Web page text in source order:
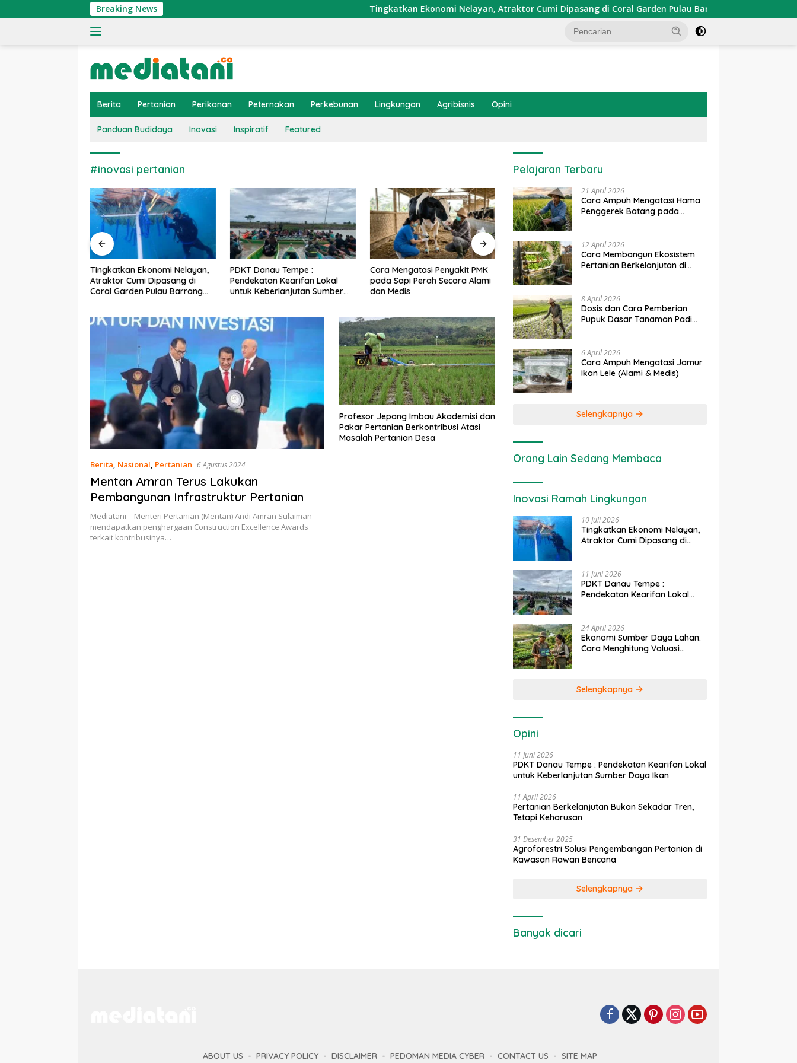
ke
Breaking News Tingkatkan Ekonomi Nelayan, Atraktor Cumi Dipasang di Coral Garden Pulau Barrang Caddi
Berita Pertanian Perikanan Peternakan Perkebunan Lingkungan Agribisnis Opini
Panduan Budidaya Inovasi Inspiratif Featured
#inovasi pertanian
PDKT Danau Tempe :
Pendekatan Kearifan Lokal
untuk Keberlanjutan Sumber
Cara Mengatasi Penyakit PMK
pada Sapi Perah Secara Alami
dan Medis
Dosis dan Cara Pemupukan
Tanaman Padi pada Fase
Vegetatif Aktif yang Tepat
Penerapan IoT dalam
Pertanian Modern di Indonesia
Ekonomi Sumber Daya Lahan:
Berita, Nasional, Pertanian 6 Agustus 2024
Mentan Amran Terus Lakukan
Pembangunan Infrastruktur Pertanian
Mediatani – Menteri Pertanian (Mentan) Andi Amran Sulaiman
mendapatkan penghargaan Construction Excellence Awards
terkait kontribusinya…
Profesor Jepang Imbau Akademisi dan
Pakar Pertanian Berkontribusi Atasi
Masalah Pertanian Desa
Pelajaran Terbaru
21 April 2026
Cara Ampuh Mengatasi Hama
Penggerek Batang pada
12 April 2026
Cara Membangun Ekosistem
Pertanian Berkelanjutan di
8 April 2026
Dosis dan Cara Pemberian
Pupuk Dasar Tanaman Padi
6 April 2026
Cara Ampuh Mengatasi Jamur
Ikan Lele (Alami & Medis)
Selengkapnya
Orang Lain Sedang Membaca
Inovasi Ramah Lingkungan
10 Juli 2026
Tingkatkan Ekonomi Nelayan,
Atraktor Cumi Dipasang di
11 Juni 2026
PDKT Danau Tempe :
Pendekatan Kearifan Lokal
24 April 2026
Ekonomi Sumber Daya Lahan:
Cara Menghitung Valuasi
Selengkapnya
Opini
11 Juni 2026
PDKT Danau Tempe : Pendekatan Kearifan Lokal
untuk Keberlanjutan Sumber Daya Ikan
11 April 2026
Pertanian Berkelanjutan Bukan Sekadar Tren,
Tetapi Keharusan
31 Desember 2025
Agroforestri Solusi Pengembangan Pertanian di
Kawasan Rawan Bencana
Selengkapnya
Banyak dicari
ABOUT US PRIVACY POLICY DISCLAIMER PEDOMAN MEDIA CYBER CONTACT US SITE MAP